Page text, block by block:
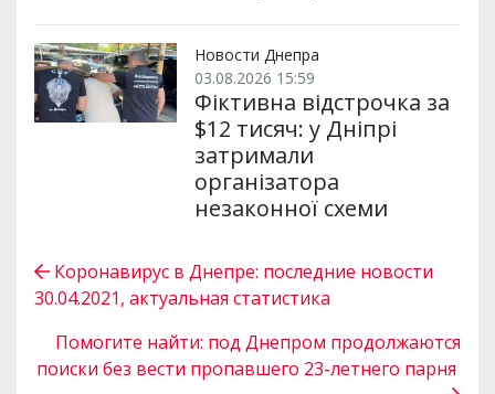
Новости Днепра
03.08.2026 15:59
Фіктивна відстрочка за
$12 тисяч: у Дніпрі
затримали
організатора
незаконної схеми
Коронавирус в Днепре: последние новости
30.04.2021, актуальная статистика
Помогите найти: под Днепром продолжаются
поиски без вести пропавшего 23-летнего парня